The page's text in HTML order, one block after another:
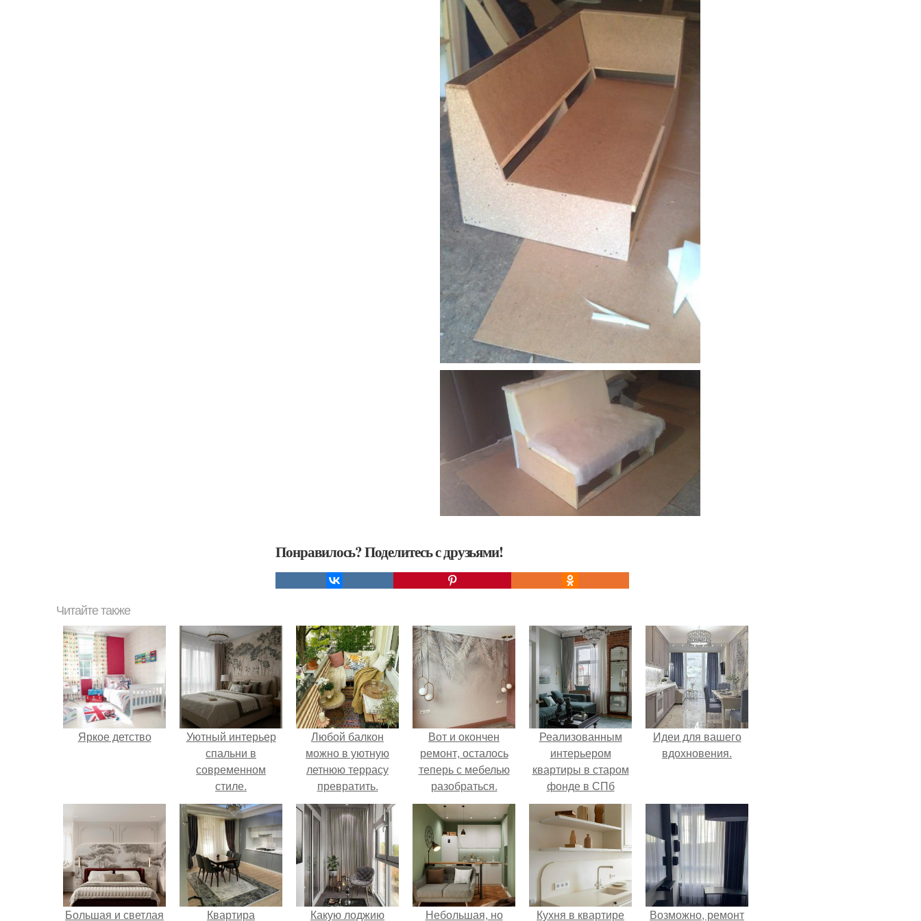
Понравилось? Поделитесь с друзьями!
Читайте также
Яркое детство
Уютный интерьер
спальни в
современном
стиле.
Любой балкон
можно в уютную
летнюю террасу
превратить.
Вот и окончен
ремонт, осталось
теперь с мебелью
разобраться.
Реализованным
интерьером
квартиры в старом
фонде в СПб
делимся.
Идеи для вашего
вдохновения.
Большая и светлая Квартира Какую лоджию Небольшая, но Кухня в квартире Возможно, ремонт